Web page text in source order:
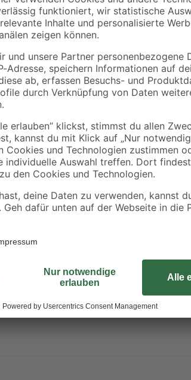
1,29 € / Pack
Lacke erfüllen viele
für Möbel und Türen
Hart-PVC nutzen. Große
einem einmaligen Anstrich
1 Anstrich. So schafft das
Innenbereich nutzt,
durch Verdunstung, weil
Weißlack für Möbel und
Erfahre mehr darüber, wie
bereithalten. Darf nicht in